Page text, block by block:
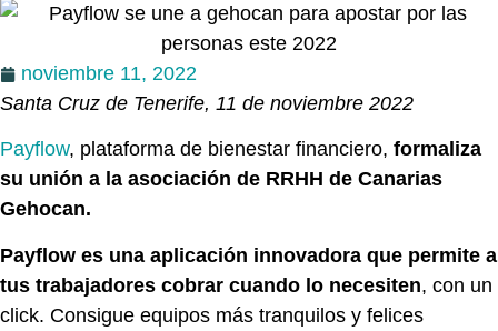
noviembre 11, 2022
Santa Cruz de Tenerife, 11 de noviembre 2022
Payflow, plataforma de bienestar financiero, formaliza
su unión a la asociación de RRHH de Canarias
Gehocan.
Payflow es una aplicación innovadora que permite a
tus trabajadores cobrar cuando lo necesiten, con un
click. Consigue equipos más tranquilos y felices